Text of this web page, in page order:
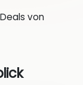
von